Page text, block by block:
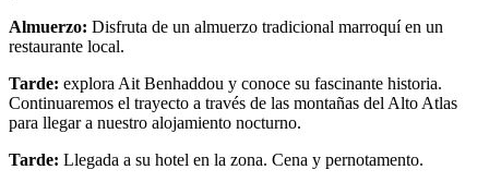
Almuerzo: Disfruta de un almuerzo tradicional marroquí en un
restaurante local.
Tarde: explora Ait Benhaddou y conoce su fascinante historia.
Continuaremos el trayecto a través de las montañas del Alto Atlas
para llegar a nuestro alojamiento nocturno.
Tarde: Llegada a su hotel en la zona. Cena y pernotamento.